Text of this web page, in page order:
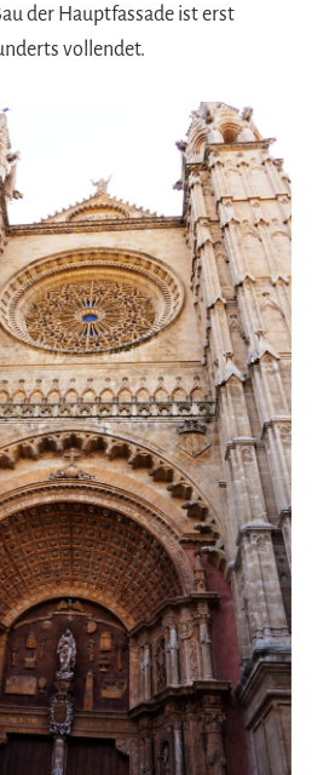
der Hauptfassade ist erst
vollendet.